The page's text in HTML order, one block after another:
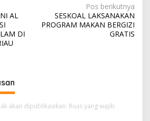
AL
DI
Pos berikutnya
SESKOAL LAKSANAKAN
PROGRAM MAKAN BERGIZI
GRATIS
akan dipublikasikan. Ruas yang wajib